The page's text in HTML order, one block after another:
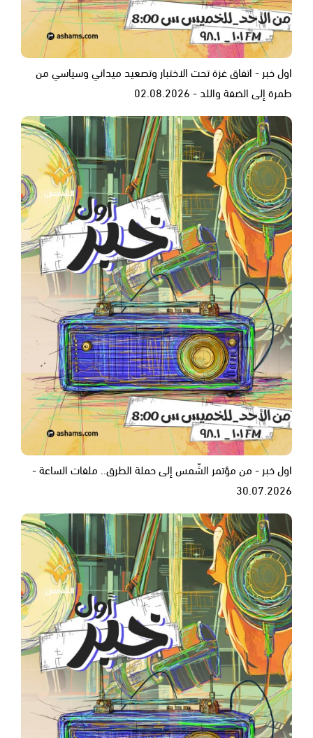
اول خبر - اتفاق غزة تحت الاختبار وتصعيد ميداني وسياسي من
طمرة إلى الضفة واللد - 02.08.2026
اول خبر - من مؤتمر الشّمس إلى حملة الطرق.. ملفات الساعة -
30.07.2026